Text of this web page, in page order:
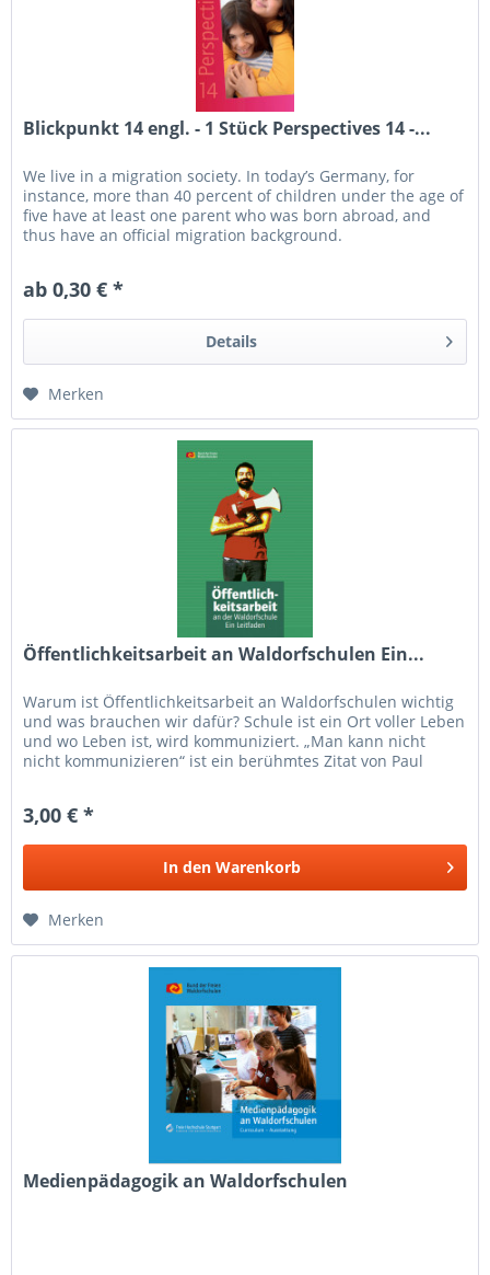
Blickpunkt 14 engl. - 1 Stück Perspectives 14 -...
We live in a migration society. In today’s Germany, for
instance, more than 40 percent of children under the age of
five have at least one parent who was born abroad, and
thus have an official migration background.
ab 0,30 € *
Details
Merken
Öffentlichkeitsarbeit an Waldorfschulen Ein...
Warum ist Öffentlichkeitsarbeit an Waldorfschulen wichtig
und was brauchen wir dafür? Schule ist ein Ort voller Leben
und wo Leben ist, wird kommuniziert. „Man kann nicht
nicht kommunizieren“ ist ein berühmtes Zitat von Paul
3,00 € *
In den Warenkorb
Merken
Medienpädagogik an Waldorfschulen